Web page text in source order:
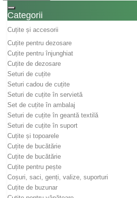
Toggle navigation
Categorii
Cuțite și accesorii
Cuțite pentru dezosare
Cuțite pentru înjunghiat
Cuțite de dezosare
Seturi de cuțite
Seturi cadou de cuțite
Seturi de cuțite în servietă
Set de cuțite în ambalaj
Seturi de cuțite în geantă textilă
Seturi de cuțite în suport
Cuțite și topoarele
Cuțite de bucătărie
Cuțite de bucătărie
Cuțite pentru pește
Coșuri, saci, genți, valize, suporturi
Cuțite de buzunar